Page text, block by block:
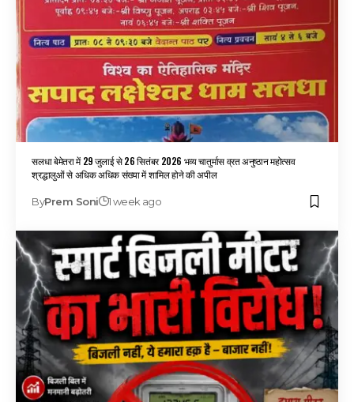
सलधा बेमेतरा में 29 जुलाई से 26 सितंबर 2026 भव्य चातुर्मास व्रत अनुष्ठान महोत्सव
श्रद्धालुओं से अधिक अधिक संख्या में शामिल होने की अपील
ByPrem Soni 1 week ago